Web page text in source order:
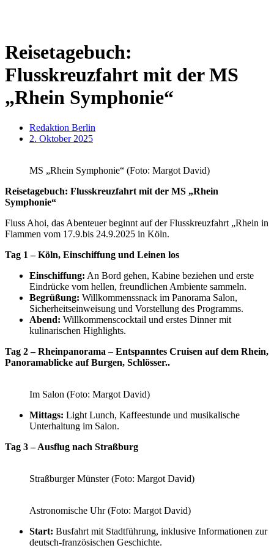
Reisetagebuch:
Flusskreuzfahrt mit der MS
„Rhein Symphonie“
Redaktion Berlin
2. Oktober 2025
MS „Rhein Symphonie“ (Foto: Margot David)
Reisetagebuch: Flusskreuzfahrt mit der MS „Rhein
Symphonie“
Fluss Ahoi, das Abenteuer beginnt auf der Flusskreuzfahrt „Rhein in
Flammen vom 17.9.bis 24.9.2025 in Köln.
Tag 1 – Köln, Einschiffung und Leinen los
Einschiffung: An Bord gehen, Kabine beziehen und erste
Eindrücke vom hellen, freundlichen Ambiente sammeln.
Begrüßung: Willkommenssnack im Panorama Salon,
Sicherheitseinweisung und Vorstellung des Programms.
Abend: Willkommenscocktail und erstes Dinner mit
kulinarischen Highlights.
Tag 2 – Rheinpanorama – Entspanntes Cruisen auf dem Rhein,
Panoramablicke auf Burgen, Schlösser..
Im Salon (Foto: Margot David)
Mittags: Light Lunch, Kaffeestunde und musikalische
Unterhaltung im Salon.
Tag 3 – Ausflug nach Straßburg
Straßburger Münster (Foto: Margot David)
Astronomische Uhr (Foto: Margot David)
Start: Busfahrt mit Stadtführung, inklusive Informationen zur
deutsch-französischen Geschichte.